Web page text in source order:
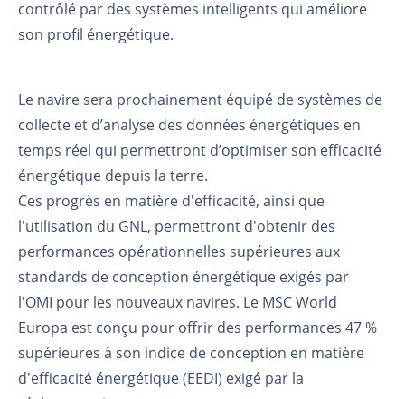
contrôlé par des systèmes intelligents qui améliore
son profil énergétique.
Le navire sera prochainement équipé de systèmes de
collecte et d’analyse des données énergétiques en
temps réel qui permettront d’optimiser son efficacité
énergétique depuis la terre.
Ces progrès en matière d'efficacité, ainsi que
l'utilisation du GNL, permettront d'obtenir des
performances opérationnelles supérieures aux
standards de conception énergétique exigés par
l'OMI pour les nouveaux navires. Le MSC World
Europa est conçu pour offrir des performances 47 %
supérieures à son indice de conception en matière
d'efficacité énergétique (EEDI) exigé par la